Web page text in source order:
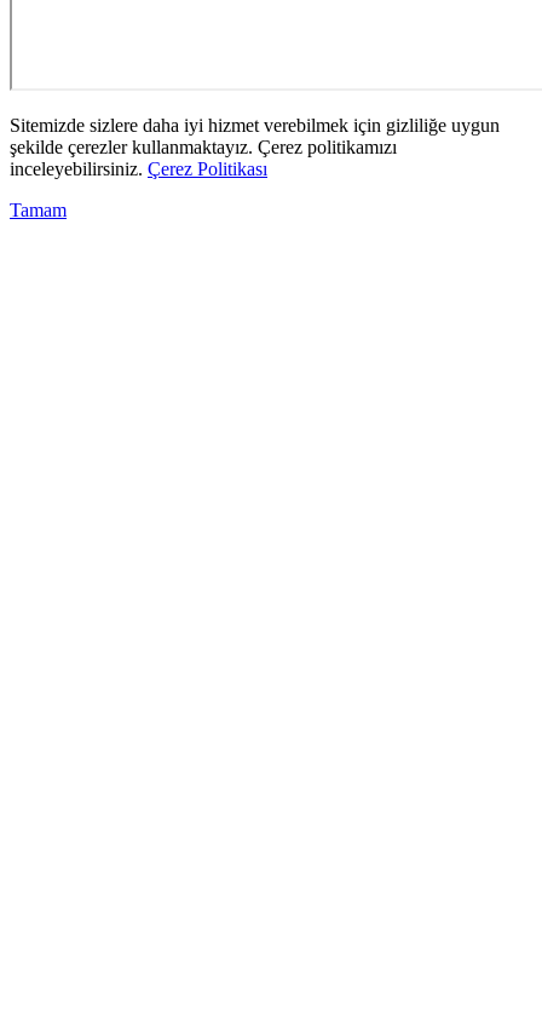
Sitemizde sizlere daha iyi hizmet verebilmek için gizliliğe uygun
şekilde çerezler kullanmaktayız. Çerez politikamızı
inceleyebilirsiniz. Çerez Politikası
Tamam